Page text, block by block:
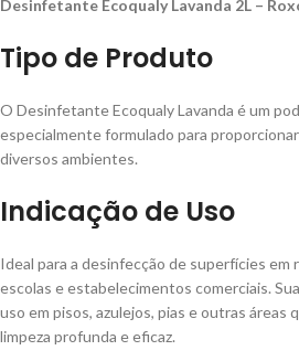
Desinfetante Ecoqualy Lavanda 2L –
Tipo de Produto
O Desinfetante Ecoqualy Lavanda é um
especialmente formulado para
diversos ambientes.
Indicação de Uso
Ideal para a desinfecção de superfícies em
escolas e estabelecimentos comerciais.
uso em pisos, azulejos, pias e outras áreas
limpeza profunda e eficaz.